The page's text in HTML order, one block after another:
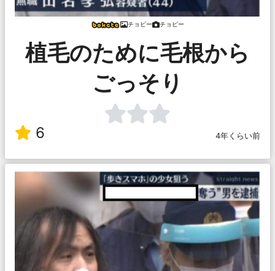
チョビー チョビー
植毛のために毛根から
ごっそり
6 4年くらい前